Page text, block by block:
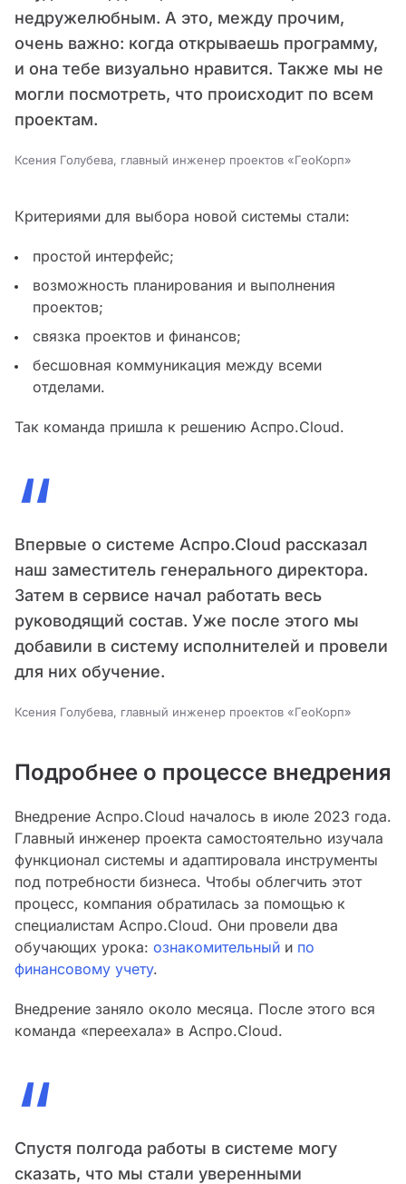
недружелюбным. А это, между прочим,
очень важно: когда открываешь программу,
и она тебе визуально нравится. Также мы не
могли посмотреть, что происходит по всем
проектам.
Ксения Голубева, главный инженер проектов «ГеоКорп»
Критериями для выбора новой системы стали:
простой интерфейс;
возможность планирования и выполнения
проектов;
связка проектов и финансов;
бесшовная коммуникация между всеми
отделами.
Так команда пришла к решению Аспро.Cloud.
“
Впервые о системе Аспро.Cloud рассказал
наш заместитель генерального директора.
Затем в сервисе начал работать весь
руководящий состав. Уже после этого мы
добавили в систему исполнителей и провели
для них обучение.
Ксения Голубева, главный инженер проектов «ГеоКорп»
Подробнее о процессе внедрения
Внедрение Аспро.Cloud началось в июле 2023 года.
Главный инженер проекта самостоятельно изучала
функционал системы и адаптировала инструменты
под потребности бизнеса. Чтобы облегчить этот
процесс, компания обратилась за помощью к
специалистам Аспро.Cloud. Они провели два
обучающих урока: ознакомительный и по
финансовому учету.
Внедрение заняло около месяца. После этого вся
команда «переехала» в Аспро.Cloud.
“
Спустя полгода работы в системе могу
сказать, что мы стали уверенными